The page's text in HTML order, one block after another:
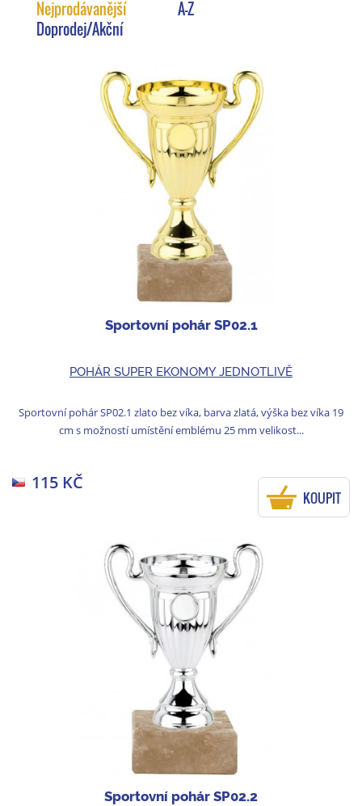
Nejprodávanější
A-Z
Doprodej/Akční
Sportovní pohár SP02.1
POHÁR SUPER EKONOMY JEDNOTLIVĚ
Sportovní pohár SP02.1 zlato bez víka, barva zlatá, výška bez víka 19
cm s možností umístění emblému 25 mm velikost...
115 KČ
KOUPIT
Sportovní pohár SP02.2